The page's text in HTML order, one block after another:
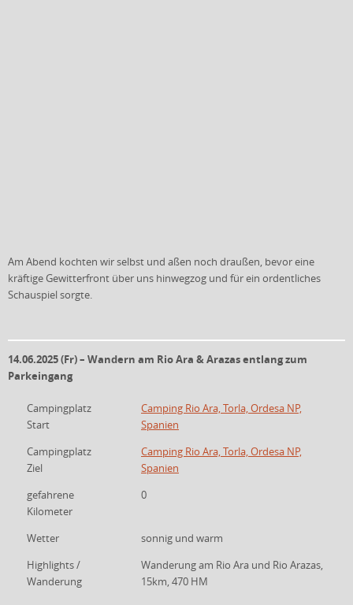
Am Abend kochten wir selbst und aßen noch draußen, bevor eine
kräftige Gewitterfront über uns hinwegzog und für ein ordentliches
Schauspiel sorgte.
14.06.2025 (Fr) – Wandern am Rio Ara & Arazas entlang zum
Parkeingang
Campingplatz
Start
Camping Rio Ara, Torla, Ordesa NP,
Spanien
Campingplatz
Ziel
Camping Rio Ara, Torla, Ordesa NP,
Spanien
gefahrene
Kilometer
0
Wetter
sonnig und warm
Highlights /
Wanderung
Wanderung am Rio Ara und Rio Arazas,
15km, 470 HM